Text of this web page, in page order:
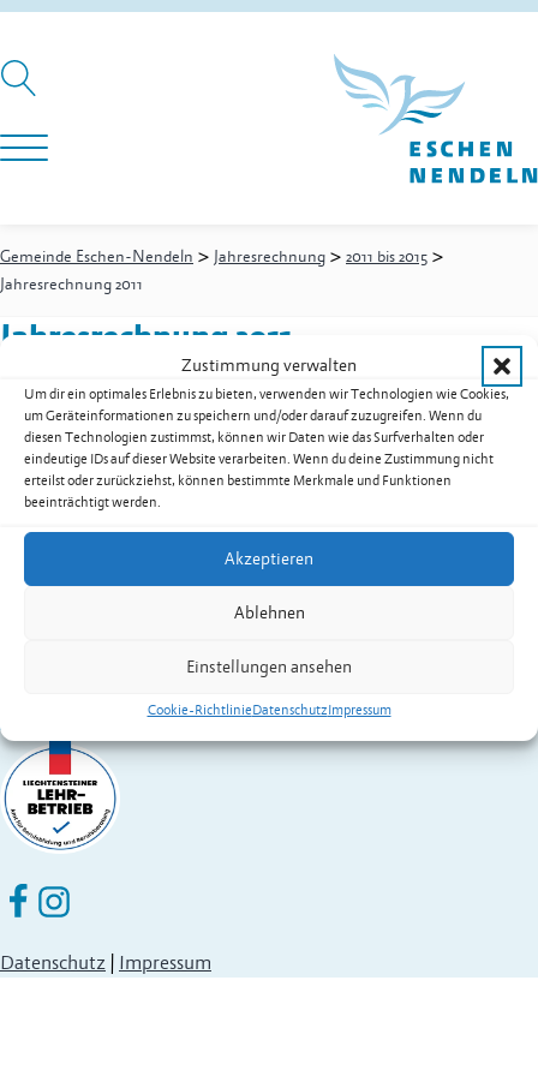
Zustimmung verwalten
Um dir ein optimales Erlebnis zu bieten, verwenden wir Technologien wie Cookies,
um Geräteinformationen zu speichern und/oder darauf zuzugreifen. Wenn du
diesen Technologien zustimmst, können wir Daten wie das Surfverhalten oder
eindeutige IDs auf dieser Website verarbeiten. Wenn du deine Zustimmung nicht
erteilst oder zurückziehst, können bestimmte Merkmale und Funktionen
beeinträchtigt werden.
Akzeptieren
Ablehnen
Einstellungen ansehen
Cookie-RichtlinieDatenschutzImpressum
Gemeinde Eschen-Nendeln > Jahresrechnung > 2011 bis 2015 >
Jahresrechnung 2011
Jahresrechnung 2011
Jahresrechnung 2011 als PDF herunterladen
Zur Übersicht der Downloads
Gemeinde Eschen-Nendeln
St. Martins-Ring 2, 9492 Eschen
Festnetz+423 377 50 10,verwaltung@eschen.li
Eschen Nendeln auf Facebook
Eschen Nendeln auf Instagram
Datenschutz | Impressum